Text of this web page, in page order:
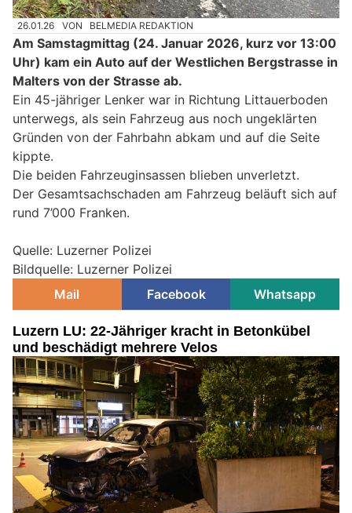
26.01.26 VON BELMEDIA REDAKTION
Am Samstagmittag (24. Januar 2026, kurz vor 13:00
Uhr) kam ein Auto auf der Westlichen Bergstrasse in
Malters von der Strasse ab.
Ein 45-jähriger Lenker war in Richtung Littauerboden
unterwegs, als sein Fahrzeug aus noch ungeklärten
Gründen von der Fahrbahn abkam und auf die Seite
kippte.
Die beiden Fahrzeuginsassen blieben unverletzt.
Der Gesamtsachschaden am Fahrzeug beläuft sich auf
rund 7’000 Franken.
Quelle: Luzerner Polizei
Bildquelle: Luzerner Polizei
Mail
Facebook Whatsapp
Luzern LU: 22-Jähriger kracht in Betonkübel
und beschädigt mehrere Velos